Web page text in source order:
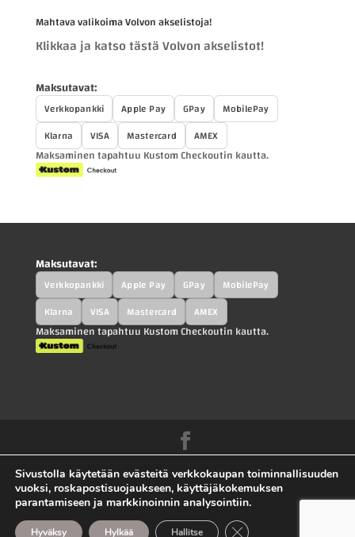
Mahtava valikoima Volvon akselistoja!
Klikkaa ja katso tästä Volvon akselistot!
Maksutavat:
Verkkopankki Apple Pay GPay
MobilePay
Klarna
VISA Mastercard AMEX
Maksaminen tapahtuu Kustom Checkoutin kautta.
Maksutavat:
Verkkopankki Apple Pay GPay
MobilePay
Klarna
VISA Mastercard AMEX
Maksaminen tapahtuu Kustom Checkoutin kautta.
Kah-Parts.fi - Kah-Trucks.fi - Kauppilan
Autohajottamo Oy |Tietosuojaseloste
Toimitusehdot|Ota yhteyttä |Sivuston toteutus
Sivustolla käytetään evästeitä verkkokaupan toiminnallisuuden
vuoksi, roskapostisuojaukseen, käyttäjäkokemuksen
parantamiseen ja markkinoinnin analysointiin.
Hyväksy Hylkää Hallitse Sulje evästebanneri